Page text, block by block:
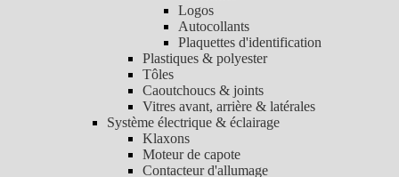
Logos
Autocollants
Plaquettes d'identification
Plastiques & polyester
Tôles
Caoutchoucs & joints
Vitres avant, arrière & latérales
Système électrique & éclairage
Klaxons
Moteur de capote
Contacteur d'allumage